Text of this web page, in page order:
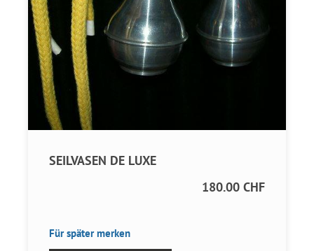
SEILVASEN DE LUXE
180.00 CHF
Für später merken